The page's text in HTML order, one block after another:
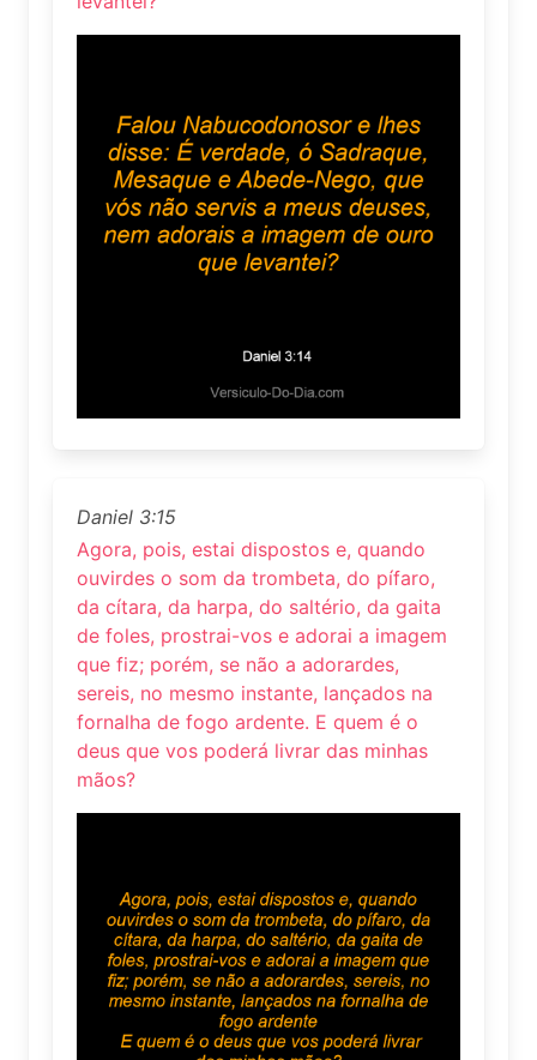
Daniel 3:15
Agora, pois, estai dispostos e, quando
ouvirdes o som da trombeta, do pífaro,
da cítara, da harpa, do saltério, da gaita
de foles, prostrai-vos e adorai a imagem
que fiz; porém, se não a adorardes,
sereis, no mesmo instante, lançados na
fornalha de fogo ardente. E quem é o
deus que vos poderá livrar das minhas
mãos?